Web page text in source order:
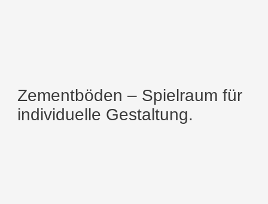
Zementböden – Spielraum für
individuelle Gestaltung.